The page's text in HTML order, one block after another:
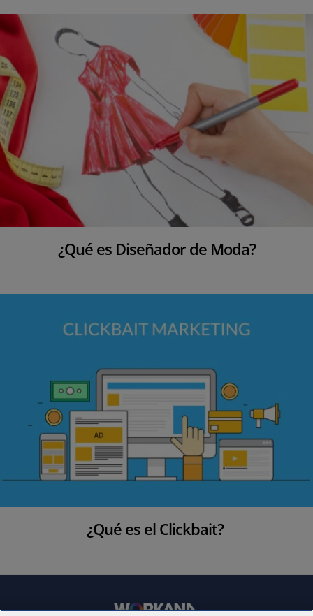
¿Qué es Diseñador de Moda?
¿Qué es el Clickbait?
S